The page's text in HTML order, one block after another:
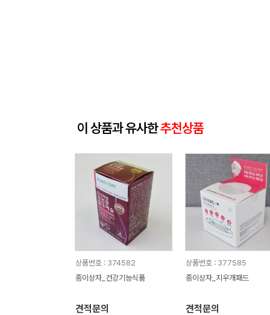
이 상품과 유사한추천상품
상품번호 : 374582
종이상자_건강기능식품
견적문의
상품번호 : 377585
종이상자_지우개패드
견적문의